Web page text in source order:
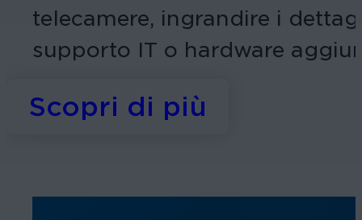
telecamere, ingrandire i
supporto IT o hardware
Scopri di più